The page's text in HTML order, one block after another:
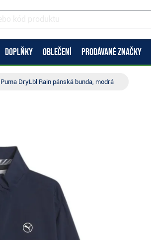
DOPLŇKY OBLEČENÍ PRODÁVANÉ ZNAČKY
Puma DryLbl Rain pánská bunda, modrá